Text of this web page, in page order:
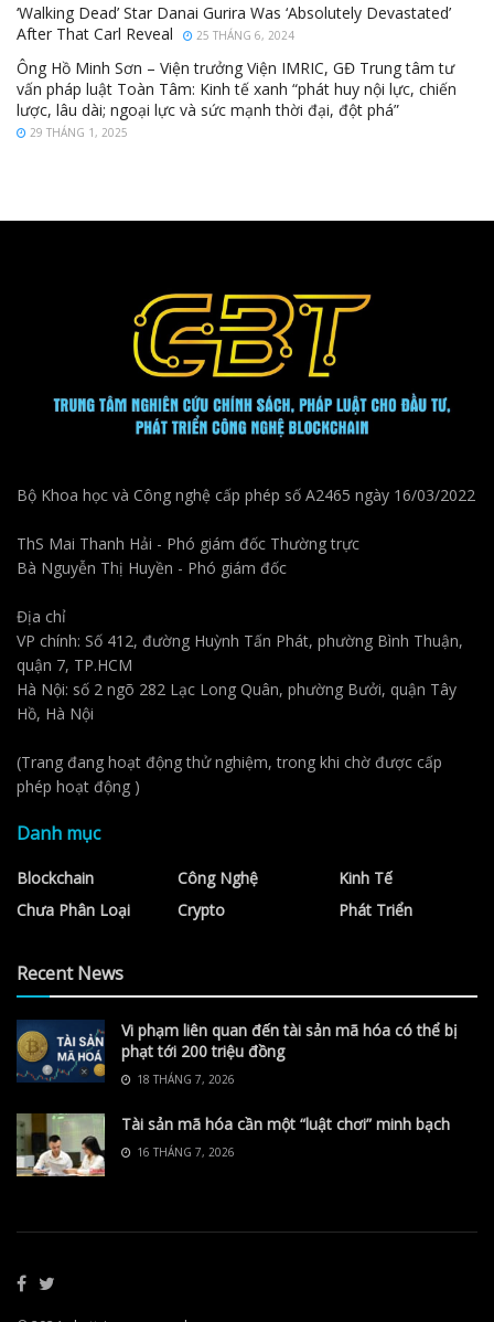
‘Walking Dead’ Star Danai Gurira Was ‘Absolutely Devastated’
After That Carl Reveal
25 THÁNG 6, 2024
Ông Hồ Minh Sơn – Viện trưởng Viện IMRIC, GĐ Trung tâm tư
vấn pháp luật Toàn Tâm: Kinh tế xanh “phát huy nội lực, chiến
lược, lâu dài; ngoại lực và sức mạnh thời đại, đột phá”
29 THÁNG 1, 2025
Bộ Khoa học và Công nghệ cấp phép số A2465 ngày 16/03/2022
ThS Mai Thanh Hải - Phó giám đốc Thường trực
Bà Nguyễn Thị Huyền - Phó giám đốc
Địa chỉ
VP chính: Số 412, đường Huỳnh Tấn Phát, phường Bình Thuận,
quận 7, TP.HCM
Hà Nội: số 2 ngõ 282 Lạc Long Quân, phường Bưởi, quận Tây
Hồ, Hà Nội
(Trang đang hoạt động thử nghiệm, trong khi chờ được cấp
phép hoạt động )
Danh mục
Blockchain
Chưa Phân Loại
Công Nghệ
Crypto
Kinh Tế
Phát Triển
Recent News
Vi phạm liên quan đến tài sản mã hóa có thể bị
phạt tới 200 triệu đồng
18 THÁNG 7, 2026
Tài sản mã hóa cần một “luật chơi” minh bạch
16 THÁNG 7, 2026